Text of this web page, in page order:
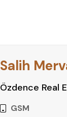
Salih
Özdence Real
GSM